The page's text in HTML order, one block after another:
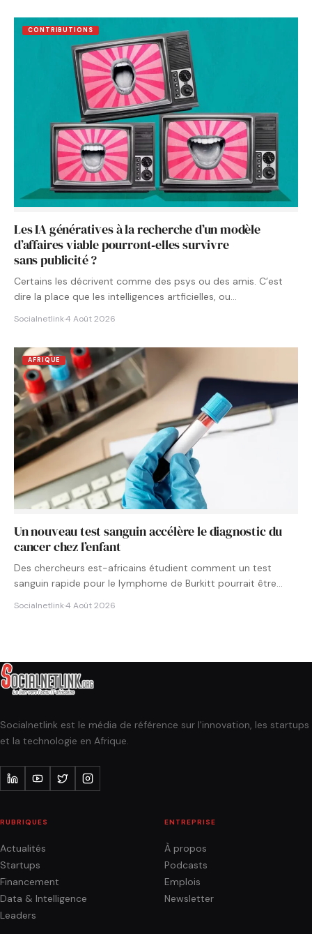
CONTRIBUTIONS
Les IA génératives à la recherche d’un modèle
d’affaires viable pourront‑elles survivre
sans publicité ?
Certains les décrivent comme des psys ou des amis. C’est
dire la place que les intelligences artficielles, ou…
Socialnetlink·4 Août 2026
AFRIQUE
Un nouveau test sanguin accélère le diagnostic du
cancer chez l’enfant
Des chercheurs est-africains étudient comment un test
sanguin rapide pour le lymphome de Burkitt pourrait être
Socialnetlink·4 Août 2026
Socialnetlink est le média de référence sur l'innovation, les startups
et la technologie en Afrique.
RUBRIQUES
Actualités
Startups
Financement
Data & Intelligence
Leaders
ENTREPRISE
À propos
Podcasts
Emplois
Newsletter